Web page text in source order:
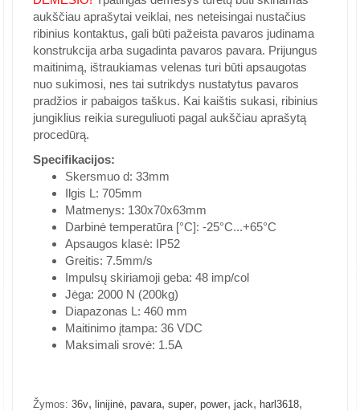
aukščiau aprašytai veiklai, nes neteisingai nustačius
ribinius kontaktus, gali būti pažeista pavaros judinama
konstrukcija arba sugadinta pavaros pavara. Prijungus
maitinimą, ištraukiamas velenas turi būti apsaugotas
nuo sukimosi, nes tai sutrikdys nustatytus pavaros
pradžios ir pabaigos taškus. Kai kaištis sukasi, ribinius
jungiklius reikia sureguliuoti pagal aukščiau aprašytą
procedūrą.
Specifikacijos:
Skersmuo d: 33mm
Ilgis L: 705mm
Matmenys: 130x70x63mm
Darbinė temperatūra [°C]: -25°C...+65°C
Apsaugos klasė: IP52
Greitis: 7.5mm/s
Impulsų skiriamoji geba: 48 imp/col
Jėga: 2000 N (200kg)
Diapazonas L: 460 mm
Maitinimo įtampa: 36 VDC
Maksimali srovė: 1.5A
Žymos: 36v, linijinė, pavara, super, power, jack, harl3618,